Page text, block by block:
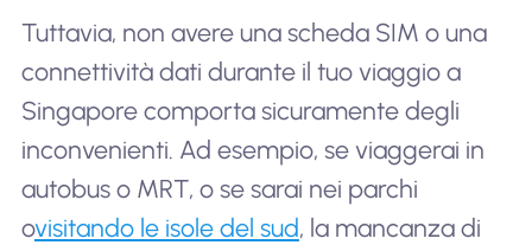
Tuttavia, non avere una scheda SIM o una
connettività dati durante il tuo viaggio a
Singapore comporta sicuramente degli
inconvenienti. Ad esempio, se viaggerai in
autobus o MRT, o se sarai nei parchi
ovisitando le isole del sud, la mancanza di